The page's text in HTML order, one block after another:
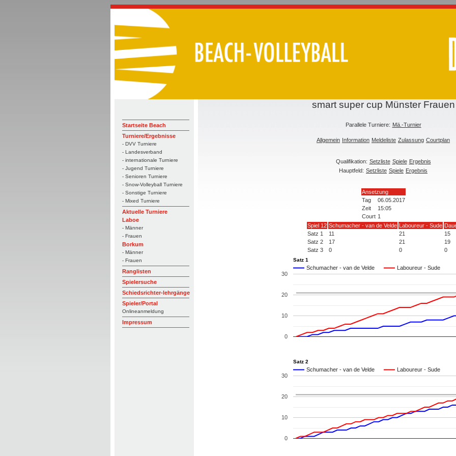
Startseite Beach
Turniere/Ergebnisse
- DVV Turniere
- Landesverband
- internationale Turniere
- Jugend Turniere
- Senioren Turniere
- Snow-Volleyball Turniere
- Sonstige Turniere
- Mixed Turniere
Aktuelle Turniere
Laboe
- Männer
- Frauen
Borkum
- Männer
- Frauen
Ranglisten
Spielersuche
Schiedsrichter-lehrgänge
Spieler/Portal
Onlineanmeldung
Impressum
smart super cup Münster Frauen
Parallele Turniere: Mä.-Turnier
Allgemein Information Meldeliste Zulassung Courtplan
Qualifikation: Setzliste Spiele Ergebnis
Hauptfeld: Setzliste Spiele Ergebnis
Ansetzung
Tag
06.05.2017
Zeit
15:05
Court 1
Spiel 12 Schumacher - van de Velde Laboureur - Sude
Satz 1
11 21
15
Satz 2
17 21
19
Satz 3
0 0 0
Satz 1
Schumacher - van de Velde Laboureur - Sude
0
10
20
30
Satz 2
Schumacher - van de Velde Laboureur - Sude
0
10
20
30